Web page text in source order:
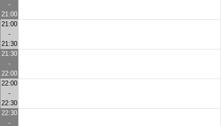
-
21:00
21:00
-
21:30
21:30
-
22:00
22:00
-
22:30
22:30
-